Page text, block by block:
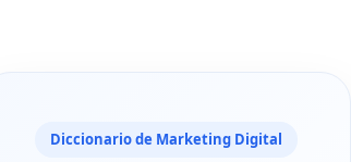
Diccionario de Marketing Digital